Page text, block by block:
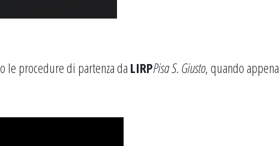
le procedure di partenza da LIRPPisa S. Giusto, quando appena